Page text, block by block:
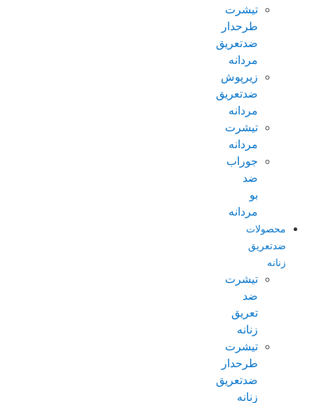
تیشرت
طرحدار
ضدتعریق
مردانه
زیرپوش
ضدتعریق
مردانه
تیشرت
مردانه
جوراب
ضد
بو
مردانه
محصولات
ضدتعریق
زنانه
تیشرت
ضد
تعریق
زنانه
تیشرت
طرحدار
ضدتعریق
زنانه